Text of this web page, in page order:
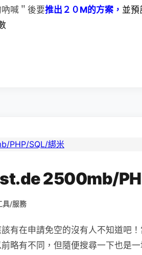
喊＂後要推出２０M的方案， 並預
2500mb/
具/服務
有在申請免空的沒有人不知道吧
略有不同，但隨便搜尋一下也是